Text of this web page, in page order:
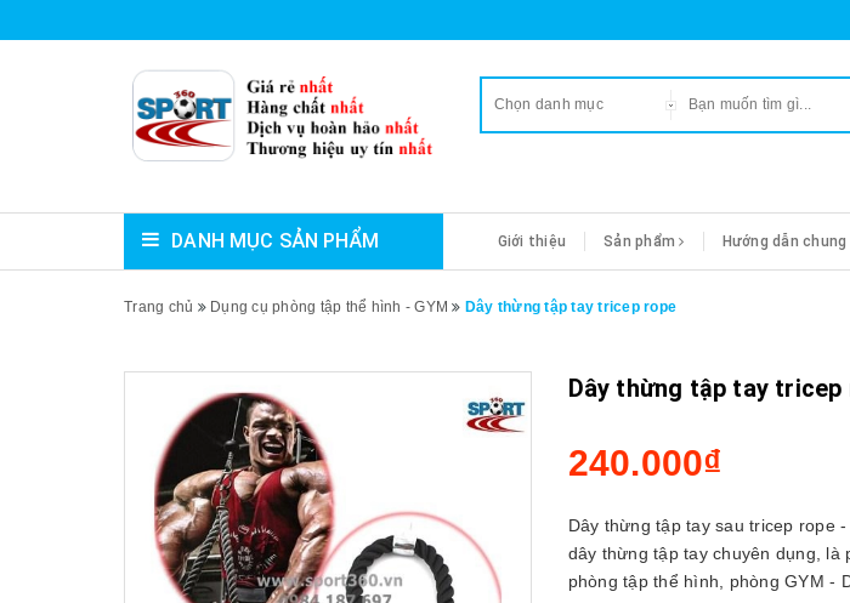
Chọn danh mục
DANH MỤC SẢN PHẨM Giới thiệu Sản phẩm Hướng dẫn chung
Trang chủ Dụng cụ phòng tập thể hình - GYM Dây thừng tập tay tricep rope
Dây thừng tập tay tricep
240.000₫
Dây thừng tập tay sau tricep rope
dây thừng tập tay chuyên dụng, là
phòng tập thể hình, phòng GYM -